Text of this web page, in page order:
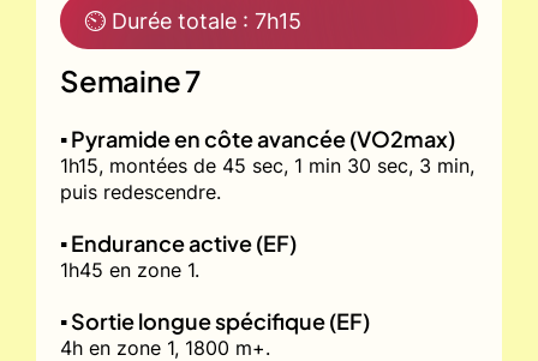
⏲ Durée totale : 7h15
Semaine 7
▪️ Pyramide en côte avancée (VO2max)
1h15, montées de 45 sec, 1 min 30 sec, 3 min,
puis redescendre.
▪️ Endurance active (EF)
1h45 en zone 1.
▪️ Sortie longue spécifique (EF)
4h en zone 1, 1800 m+.